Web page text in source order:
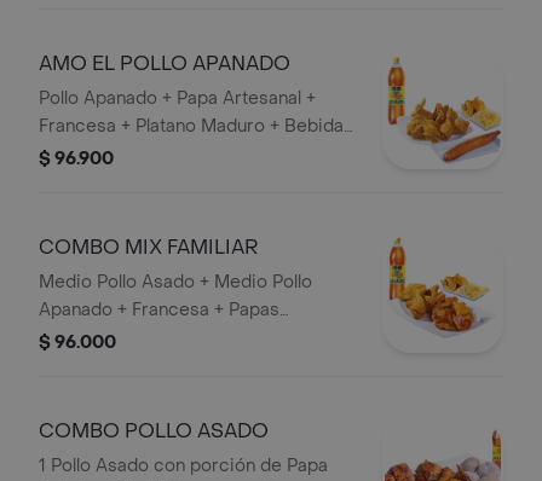
AMO EL POLLO APANADO
Pollo Apanado + Papa Artesanal +
Francesa + Platano Maduro + Bebida
1,5 lts.
$ 96.900
COMBO MIX FAMILIAR
Medio Pollo Asado + Medio Pollo
Apanado + Francesa + Papas
Artesanales + Bebida 1,5 lts.
$ 96.000
COMBO POLLO ASADO
1 Pollo Asado con porción de Papa